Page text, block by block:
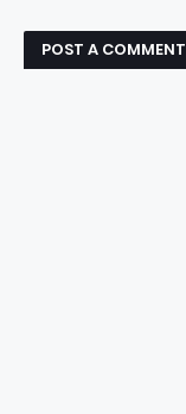
POST A COMMENT